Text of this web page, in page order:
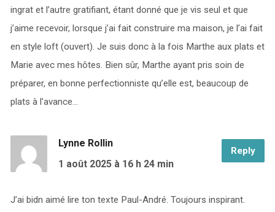
ingrat et l’autre gratifiant, étant donné que je vis seul et que
j’aime recevoir, lorsque j’ai fait construire ma maison, je l’ai fait
en style loft (ouvert). Je suis donc à la fois Marthe aux plats et
Marie avec mes hôtes. Bien sûr, Marthe ayant pris soin de
préparer, en bonne perfectionniste qu’elle est, beaucoup de
plats à l’avance…
Reply
Lynne Rollin
1 août 2025 à 16 h 24 min
J’ai bidn aimé lire ton texte Paul-André. Toujours inspirant.